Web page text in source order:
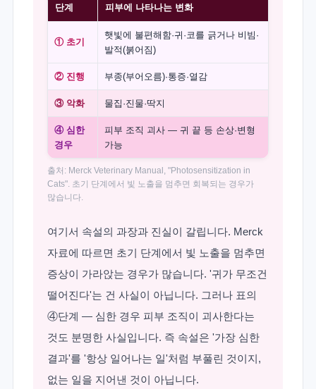
단계 피부에 나타나는 변화
① 초기
햇빛에 불편해함·귀·코를 긁거나 비빔·
발적(붉어짐)
② 진행 부종(부어오름)·통증·열감
③ 악화 물집·진물·딱지
④ 심한
경우
피부 조직 괴사 — 귀 끝 등 손상·변형
가능
출처: Merck Veterinary Manual, "Photosensitization in
Cats". 초기 단계에서 빛 노출을 멈추면 회복되는 경우가
많습니다.
여기서 속설의 과장과 진실이 갈립니다. Merck
자료에 따르면 초기 단계에서 빛 노출을 멈추면
증상이 가라앉는 경우가 많습니다. '귀가 무조건
떨어진다'는 건 사실이 아닙니다. 그러나 표의
④단계 — 심한 경우 피부 조직이 괴사한다는
것도 분명한 사실입니다. 즉 속설은 '가장 심한
결과'를 '항상 일어나는 일'처럼 부풀린 것이지,
없는 일을 지어낸 것이 아닙니다.